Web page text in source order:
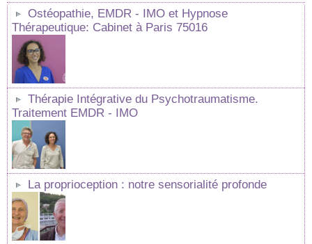
Ostéopathie, EMDR - IMO et Hypnose
Thérapeutique: Cabinet à Paris 75016
Thérapie Intégrative du Psychotraumatisme.
Traitement EMDR - IMO
La proprioception : notre sensorialité profonde